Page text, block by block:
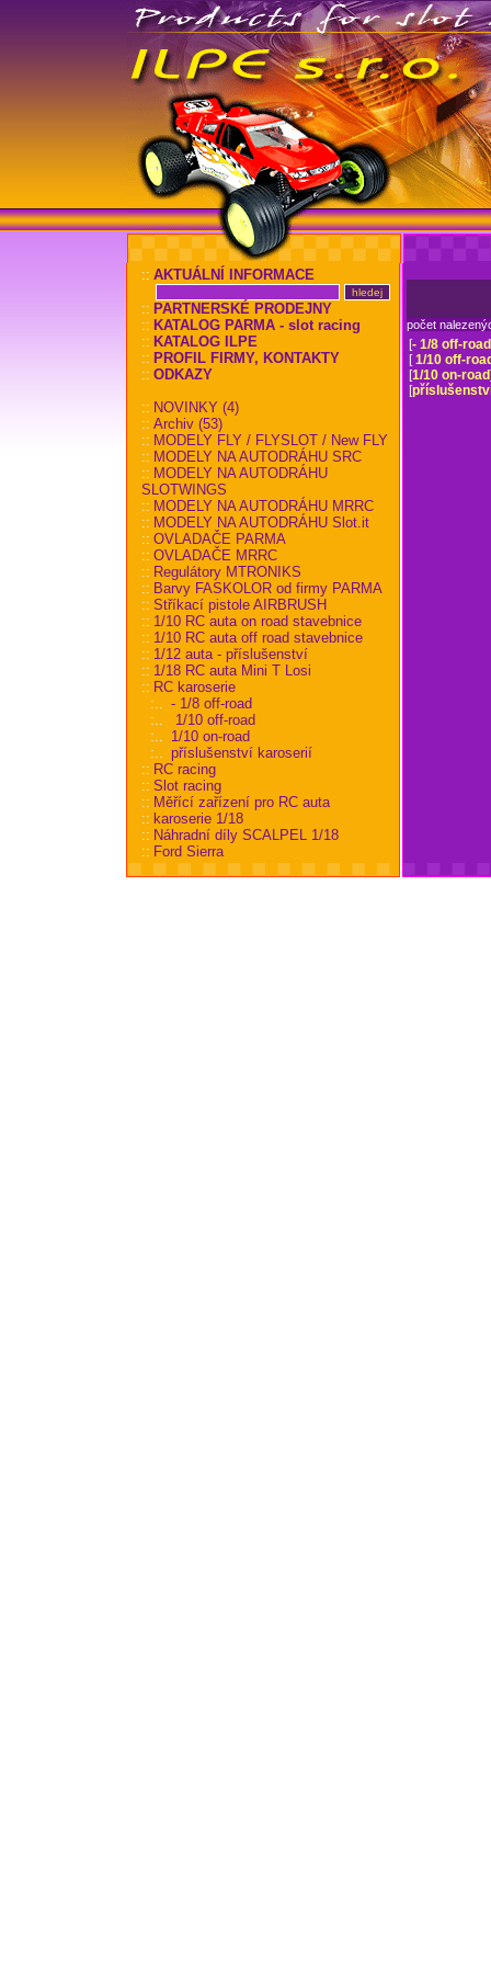
:: AKTUÁLNÍ INFORMACE
:: PARTNERSKÉ PRODEJNY
:: KATALOG PARMA - slot racing
:: KATALOG ILPE
:: PROFIL FIRMY, KONTAKTY
:: ODKAZY
:: NOVINKY (4)
:: Archiv (53)
:: MODELY FLY / FLYSLOT / New FLY
:: MODELY NA AUTODRÁHU SRC
:: MODELY NA AUTODRÁHU
SLOTWINGS
:: MODELY NA AUTODRÁHU MRRC
:: MODELY NA AUTODRÁHU Slot.it
:: OVLADAČE PARMA
:: OVLADAČE MRRC
:: Regulátory MTRONIKS
:: Barvy FASKOLOR od firmy PARMA
:: Stříkací pistole AIRBRUSH
:: 1/10 RC auta on road stavebnice
:: 1/10 RC auta off road stavebnice
:: 1/12 auta - příslušenství
:: 1/18 RC auta Mini T Losi
:: RC karoserie
:.. - 1/8 off-road
:..
1/10 off-road
:.. 1/10 on-road
:.. příslušenství karoserií
:: RC racing
:: Slot racing
:: Měřící zařízení pro RC auta
:: karoserie 1/18
:: Náhradní díly SCALPEL 1/18
:: Ford Sierra
počet
[- 1/8 off-road
[1/10 off-
[1/10 on-road
[